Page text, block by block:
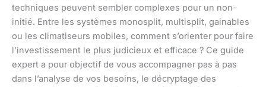
techniques peuvent sembler complexes pour un non-
initié. Entre les systèmes monosplit, multisplit, gainables
ou les climatiseurs mobiles, comment s’orienter pour faire
l’investissement le plus judicieux et efficace ? Ce guide
expert a pour objectif de vous accompagner pas à pas
dans l’analyse de vos besoins, le décryptage des